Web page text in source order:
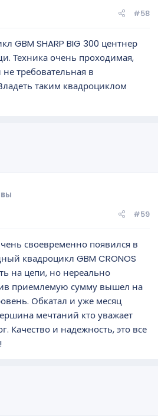
#58
GBM SHARP BIG 300 центнер
Техника очень проходимая,
требовательная в
таким квадроциклом
#59
своевременно появился в
квадроцикл GBM CRONOS
на цепи, но нереально
приемлемую сумму вышел на
Обкатал и уже месяц
мечтаний кто уважает
Качество и надежность, это все